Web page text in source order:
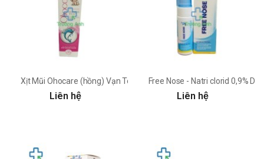
Xịt Mũi Ohocare (hồng) Vạn Toàn
Liên hệ
Free Nose - Natri clorid 0,9% DK
Liên hệ